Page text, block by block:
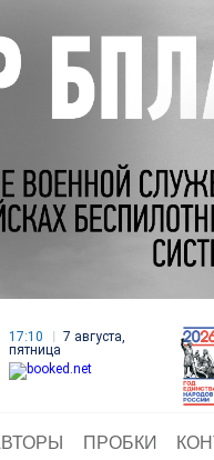
17:10
7 августа,
пятница
ПРОБКИ